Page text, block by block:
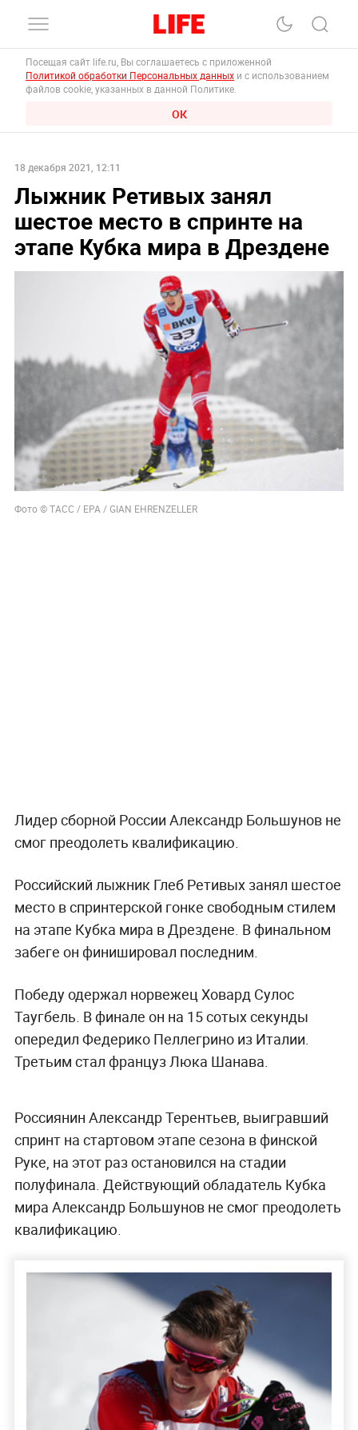
Посещая сайт life.ru, Вы соглашаетесь с приложенной
Политикой обработки Персональных данных и с использованием
файлов cookie, указанных в данной Политике.
ОК
18 декабря 2021, 12:11
Лыжник Ретивых занял
шестое место в спринте на
этапе Кубка мира в Дрездене
Фото © ТАСС / EPA / GIAN EHRENZELLER
Лидер сборной России Александр Большунов не
смог преодолеть квалификацию.
Российский лыжник Глеб Ретивых занял шестое
место в спринтерской гонке свободным стилем
на этапе Кубка мира в Дрездене. В финальном
забеге он финишировал последним.
Победу одержал норвежец Ховард Сулос
Таугбель. В финале он на 15 сотых секунды
опередил Федерико Пеллегрино из Италии.
Третьим стал француз Люка Шанава.
Россиянин Александр Терентьев, выигравший
спринт на стартовом этапе сезона в финской
Руке, на этот раз остановился на стадии
полуфинала. Действующий обладатель Кубка
мира Александр Большунов не смог преодолеть
квалификацию.